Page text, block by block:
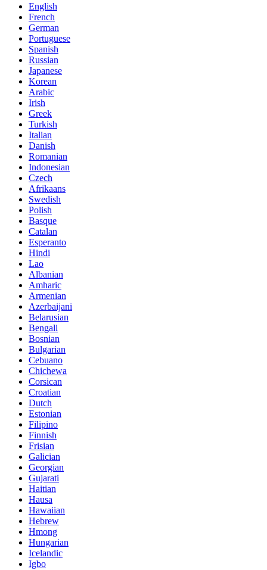
English
French
German
Portuguese
Spanish
Russian
Japanese
Korean
Arabic
Irish
Greek
Turkish
Italian
Danish
Romanian
Indonesian
Czech
Afrikaans
Swedish
Polish
Basque
Catalan
Esperanto
Hindi
Lao
Albanian
Amharic
Armenian
Azerbaijani
Belarusian
Bengali
Bosnian
Bulgarian
Cebuano
Chichewa
Corsican
Croatian
Dutch
Estonian
Filipino
Finnish
Frisian
Galician
Georgian
Gujarati
Haitian
Hausa
Hawaiian
Hebrew
Hmong
Hungarian
Icelandic
Igbo